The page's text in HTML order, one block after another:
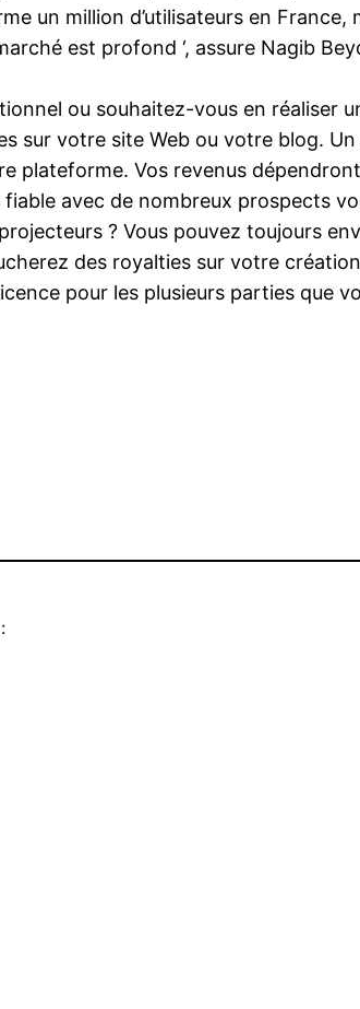
un million d’utilisateurs en France,
est profond ‘, assure Nagib
ou souhaitez-vous en réaliser
sur votre site Web ou votre blog.
plateforme. Vos revenus
avec de nombreux prospects
? Vous pouvez toujours
des royalties sur votre
pour les plusieurs parties que